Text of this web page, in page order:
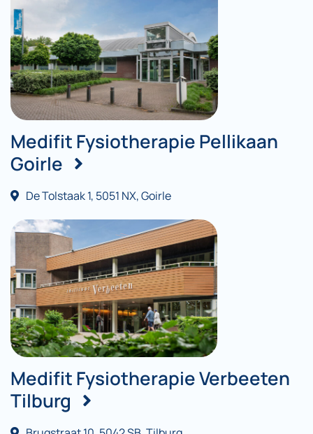
Medifit Fysiotherapie Pellikaan
Goirle
De Tolstaak 1, 5051 NX, Goirle
Medifit Fysiotherapie Verbeeten
Tilburg